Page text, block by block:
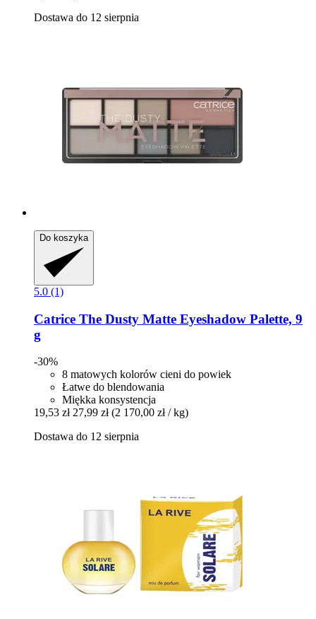
Dostawa do 12 sierpnia
Do koszyka
5.0 (1)
Catrice The Dusty Matte Eyeshadow Palette, 9
g
-30%
8 matowych kolorów cieni do powiek
Łatwe do blendowania
Miękka konsystencja
19,53 zł 27,99 zł (2 170,00 zł / kg)
Dostawa do 12 sierpnia